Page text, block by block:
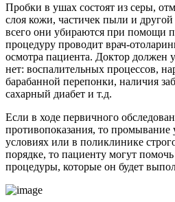
Пробки в ушах состоят из серы,
слоя кожи, частичек пыли и
всего они убираются при помощи
процедуру проводит врач-
осмотра пациента. Доктор должен
нет: воспалительных процессов,
барабанной перепонки, наличия
сахарный диабет и т.д.
Если в ходе первичного
противопоказания, то
условиях или в поликлинике
порядке, то пациенту могут
процедуры, которые он будет